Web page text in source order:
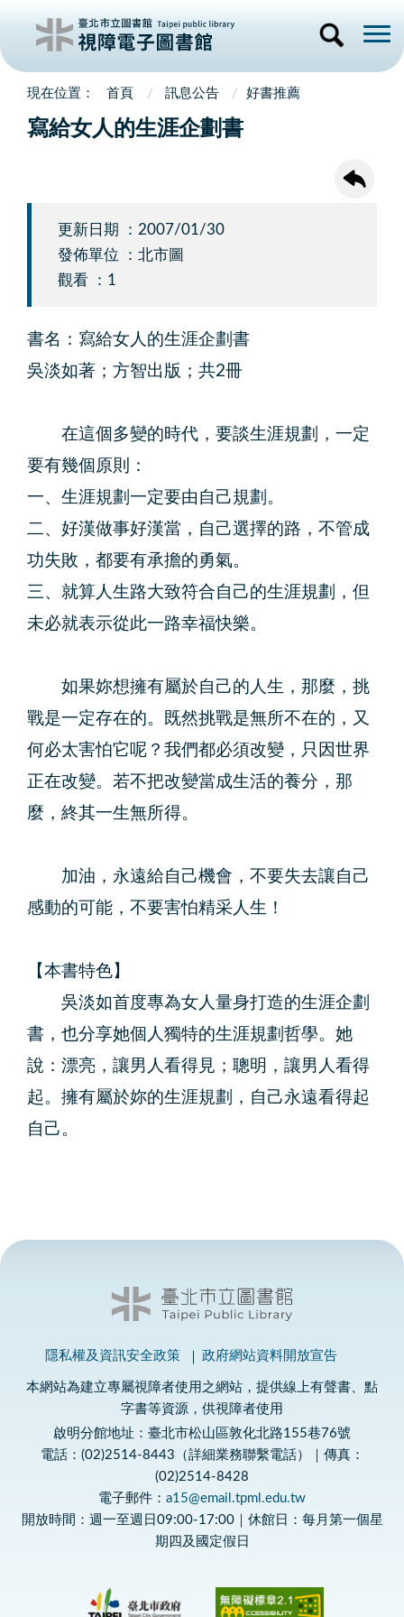
首頁 訊息公告 好書推薦
寫給女人的生涯企劃書
更新日期 ：2007/01/30
發佈單位 ：北市圖
觀看 ：1
書名：寫給女人的生涯企劃書
吳淡如著；方智出版；共2冊
在這個多變的時代，要談生涯規劃，一定
要有幾個原則：
一、生涯規劃一定要由自己規劃。
二、好漢做事好漢當，自己選擇的路，不管成
功失敗，都要有承擔的勇氣。
三、就算人生路大致符合自己的生涯規劃，但
未必就表示從此一路幸福快樂。
如果妳想擁有屬於自己的人生，那麼，挑
戰是一定存在的。既然挑戰是無所不在的，又
何必太害怕它呢？我們都必須改變，只因世界
正在改變。若不把改變當成生活的養分，那
麼，終其一生無所得。
加油，永遠給自己機會，不要失去讓自己
感動的可能，不要害怕精采人生！
【本書特色】
吳淡如首度專為女人量身打造的生涯企劃
書，也分享她個人獨特的生涯規劃哲學。她
說：漂亮，讓男人看得見；聰明，讓男人看得
起。擁有屬於妳的生涯規劃，自己永遠看得起
自己。
隱私權及資訊安全政策 政府網站資料開放宣告
本網站為建立專屬視障者使用之網站，提供線上有聲書、點
字書等資源，供視障者使用
啟明分館地址：臺北市松山區敦化北路155巷76號
電話：(02)2514-8443（詳細業務聯繫電話）｜傳真：
(02)2514-8428
電子郵件： a15@email.tpml.edu.tw
開放時間：週一至週日09:00-17:00｜休館日：每月第一個星
期四及國定假日